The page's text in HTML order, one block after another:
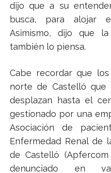
dijo que a su
busca, para alojar
Asimismo, dijo que
también lo piensa.
Cabe recordar que
norte de Castelló que
desplazan hasta el
gestionado por una
Asociación de
Enfermedad Renal de
de Castelló
denunciado en